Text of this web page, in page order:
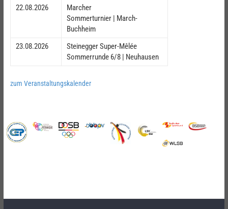
22.08.2026
Marcher
Sommerturnier | March-
Buchheim
23.08.2026
Steinegger Super-Mêlée
Sommerrunde 6/8 | Neuhausen
zum Veranstaltungskalender